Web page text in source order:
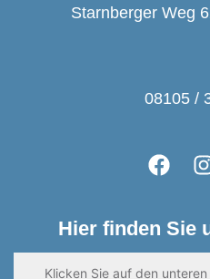
Starnberger Weg
08105 /
Hier finden Sie
Klicken Sie auf den